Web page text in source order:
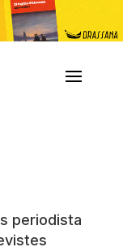
periodista